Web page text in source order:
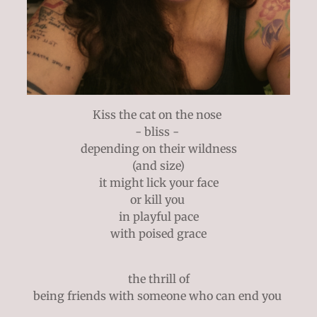
Kiss the cat on the nose
- bliss -
depending on their wildness
(and size)
it might lick your face
or kill you
in playful pace
with poised grace
the thrill of
being friends with someone who can end you